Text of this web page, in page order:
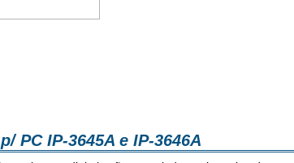
PC IP-3645A e IP-3646A